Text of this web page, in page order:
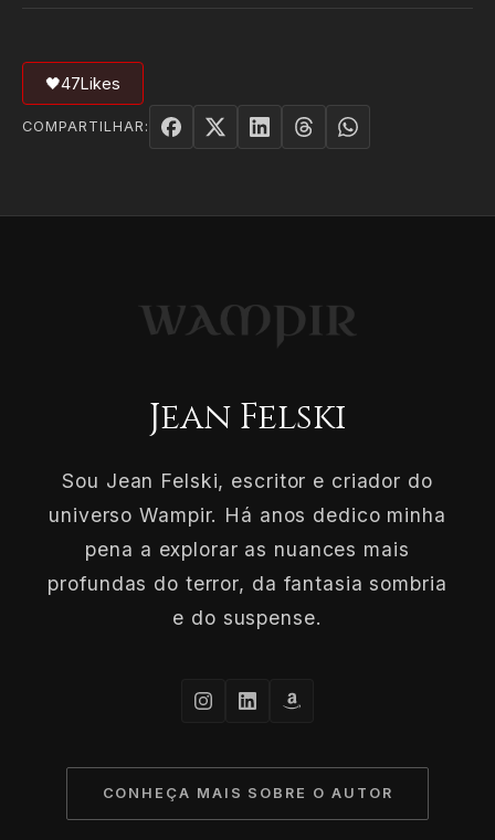
🖤47Likes
COMPARTILHAR:
Jean Felski
Sou Jean Felski, escritor e criador do
universo Wampir. Há anos dedico minha
pena a explorar as nuances mais
profundas do terror, da fantasia sombria
e do suspense.
CONHEÇA MAIS SOBRE O AUTOR